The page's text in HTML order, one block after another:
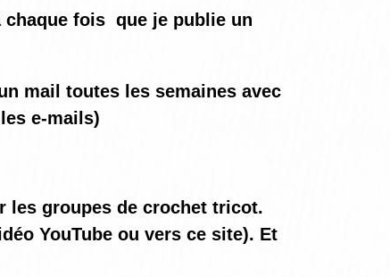
chaque fois que je publie un
mail toutes les semaines avec
e-mails)
les groupes de crochet tricot.
YouTube ou vers ce site). Et